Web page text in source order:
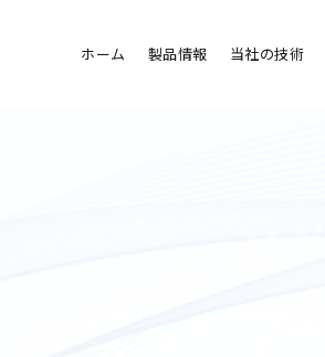
ホーム 製品情報 当社の技術